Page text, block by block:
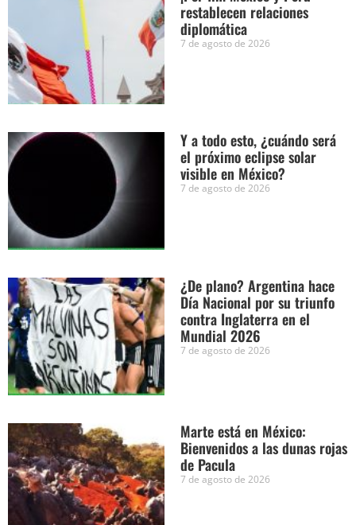
restablecen relaciones
diplomática
7 de agosto de 2026
Y a todo esto, ¿cuándo será
el próximo eclipse solar
visible en México?
7 de agosto de 2026
¿De plano? Argentina hace
Día Nacional por su triunfo
contra Inglaterra en el
Mundial 2026
7 de agosto de 2026
Marte está en México:
Bienvenidos a las dunas rojas
de Pacula
7 de agosto de 2026